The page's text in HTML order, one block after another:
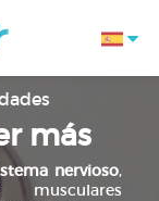
más
nervioso,
musculares